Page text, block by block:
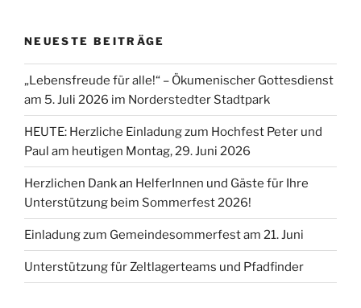
NEUESTE BEITRÄGE
„Lebensfreude für alle!“ – Ökumenischer Gottesdienst
am 5. Juli 2026 im Norderstedter Stadtpark
HEUTE: Herzliche Einladung zum Hochfest Peter und
Paul am heutigen Montag, 29. Juni 2026
Herzlichen Dank an HelferInnen und Gäste für Ihre
Unterstützung beim Sommerfest 2026!
Einladung zum Gemeindesommerfest am 21. Juni
Unterstützung für Zeltlagerteams und Pfadfinder